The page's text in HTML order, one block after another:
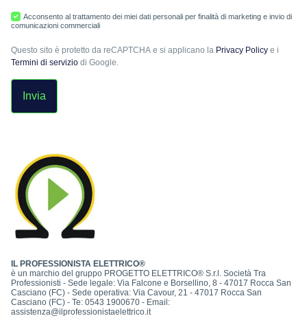
Acconsento al trattamento dei miei dati personali per finalità di marketing e invio di
comunicazioni commerciali
Questo sito è protetto da reCAPTCHA e si applicano la Privacy Policy e i
Termini di servizio di Google.
Invia
IL PROFESSIONISTA ELETTRICO®
è un marchio del gruppo PROGETTO ELETTRICO® S.r.l. Società Tra
Professionisti - Sede legale: Via Falcone e Borsellino, 8 - 47017 Rocca San
Casciano (FC) - Sede operativa: Via Cavour, 21 - 47017 Rocca San
Casciano (FC) - Te: 0543 1900670 - Email:
assistenza@ilprofessionistaelettrico.it